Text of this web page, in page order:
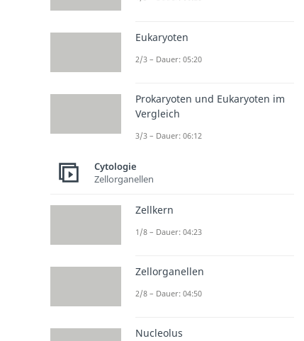
Eukaryoten
2/3 – Dauer: 05:20
Prokaryoten und Eukaryoten im
Vergleich
3/3 – Dauer: 06:12
Cytologie
Zellorganellen
Zellkern
1/8 – Dauer: 04:23
Zellorganellen
2/8 – Dauer: 04:50
Nucleolus